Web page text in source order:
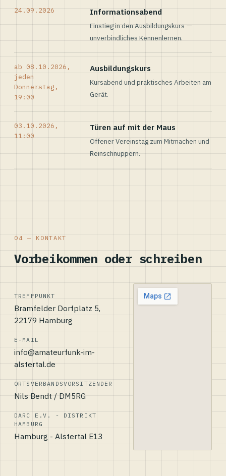
24.09.2026 Informationsabend
Einstieg in den Ausbildungskurs —
unverbindliches Kennenlernen.
ab 08.10.2026,
jeden
Donnerstag,
19:00
Ausbildungskurs
Kursabend und praktisches Arbeiten am
Gerät.
03.10.2026,
11:00
Türen auf mit der Maus
Offener Vereinstag zum Mitmachen und
Reinschnuppern.
04 — KONTAKT
Vorbeikommen oder schreiben
TREFFPUNKT
Bramfelder Dorfplatz 5,
22179 Hamburg
E-MAIL
info@amateurfunk-im-
alstertal.de
ORTSVERBANDSVORSITZENDER
Nils Bendt / DM5RG
DARC E.V. - DISTRIKT
HAMBURG
Hamburg - Alstertal E13